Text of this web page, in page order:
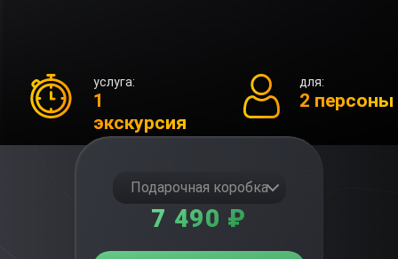
услуга:
1
экскурсия
для:
2 персоны
Подарочная коробка
7 490 ₽